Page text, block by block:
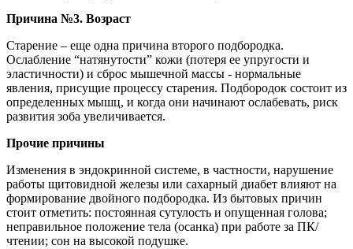
Причина №3. Возраст
Старение – еще одна причина второго подбородка.
Ослабление “натянутости” кожи (потеря ее упругости и
эластичности) и сброс мышечной массы - нормальные
явления, присущие процессу старения. Подбородок состоит из
определенных мышц, и когда они начинают ослабевать, риск
развития зоба увеличивается.
Прочие причины
Изменения в эндокринной системе, в частности, нарушение
работы щитовидной железы или сахарный диабет влияют на
формирование двойного подбородка. Из бытовых причин
стоит отметить: постоянная сутулость и опущенная голова;
неправильное положение тела (осанка) при работе за ПК/
чтении; сон на высокой подушке.